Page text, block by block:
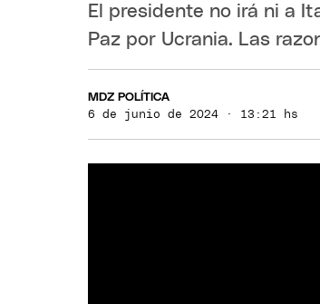
El presidente no irá ni a
Paz por Ucrania. Las
MDZ POLÍTICA
6 de junio de 2024 · 13:21 hs